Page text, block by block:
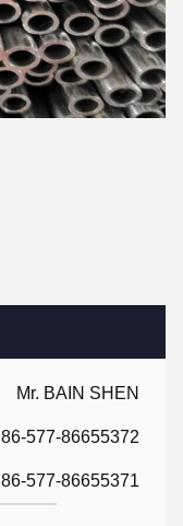
Mr. BAIN SHEN
86-577-86655372
86-577-86655371